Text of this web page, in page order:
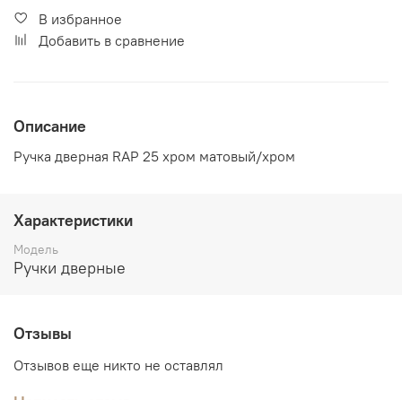
В избранное
Добавить в сравнение
Описание
Ручка дверная RAP 25 хром матовый/хром
Характеристики
Модель
Ручки дверные
Отзывы
Отзывов еще никто не оставлял